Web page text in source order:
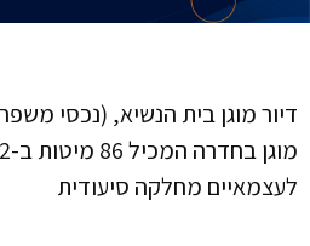
דיור מוגן בית הנשיא, (נכסי
לעצמאיים מחלקה סיעודית